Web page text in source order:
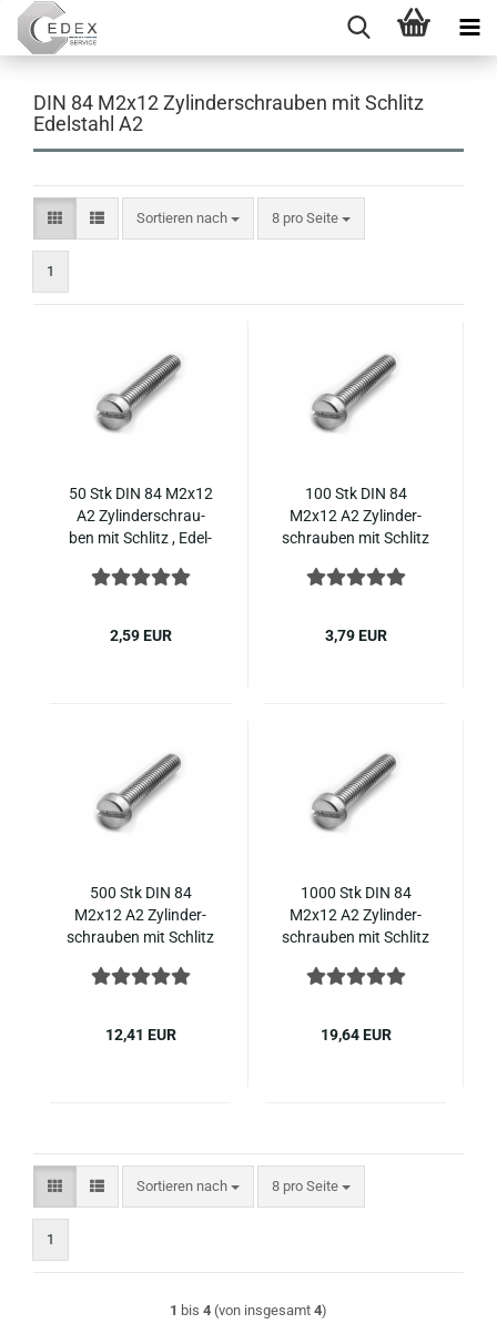
DIN 84 M2x12 Zylinderschrauben mit Schlitz
Edelstahl A2
Sortieren nach
Sortieren nach 8 pro Seite
pro Seite
1
50 Stk DIN 84 M2x12
A2 Zy­lin­der­schrau­
ben mit Schlitz , Edel­
2,59 EUR
100 Stk DIN 84
M2x12 A2 Zy­lin­der­
schrau­ben mit Schlitz
3,79 EUR
500 Stk DIN 84
M2x12 A2 Zy­lin­der­
schrau­ben mit Schlitz
12,41 EUR
1000 Stk DIN 84
M2x12 A2 Zy­lin­der­
schrau­ben mit Schlitz
19,64 EUR
Sortieren nach
Sortieren nach 8 pro Seite
pro Seite
1
1 bis 4 (von insgesamt 4)